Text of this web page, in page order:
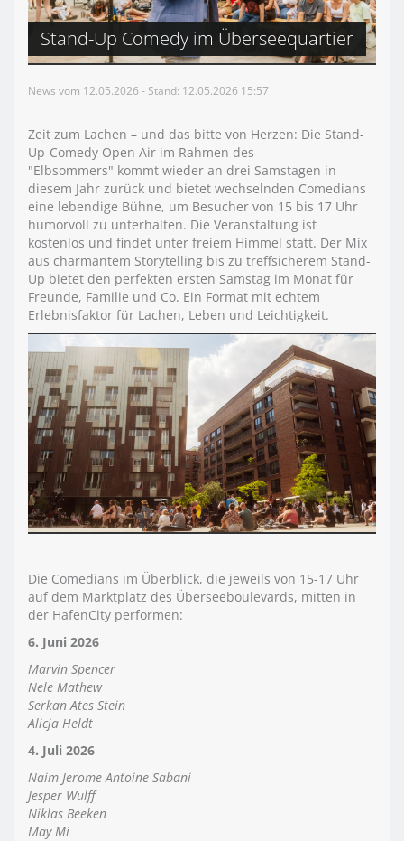
Stand-Up Comedy im Überseequartier
News vom 12.05.2026 - Stand: 12.05.2026 15:57
Zeit zum Lachen – und das bitte von Herzen: Die Stand-
Up-Comedy Open Air im Rahmen des
"Elbsommers" kommt wieder an drei Samstagen in
diesem Jahr zurück und bietet wechselnden Comedians
eine lebendige Bühne, um Besucher von 15 bis 17 Uhr
humorvoll zu unterhalten. Die Veranstaltung ist
kostenlos und findet unter freiem Himmel statt. Der Mix
aus charmantem Storytelling bis zu treffsicherem Stand-
Up bietet den perfekten ersten Samstag im Monat für
Freunde, Familie und Co. Ein Format mit echtem
Erlebnisfaktor für Lachen, Leben und Leichtigkeit.
Die Comedians im Überblick, die jeweils von 15-17 Uhr
auf dem Marktplatz des Überseeboulevards, mitten in
der HafenCity performen:
6. Juni 2026
Marvin Spencer
Nele Mathew
Serkan Ates Stein
Alicja Heldt
4. Juli 2026
Naim Jerome Antoine Sabani
Jesper Wulff
Niklas Beeken
May Mi